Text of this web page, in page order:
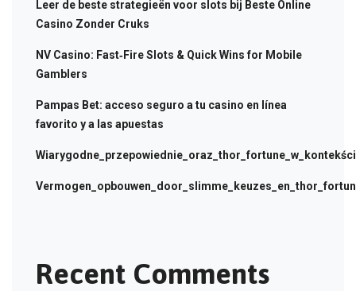
Leer de beste strategieën voor slots bij Beste Online
Casino Zonder Cruks
NV Casino: Fast‑Fire Slots & Quick Wins for Mobile
Gamblers
Pampas Bet: acceso seguro a tu casino en línea
favorito y a las apuestas
Recent Comments